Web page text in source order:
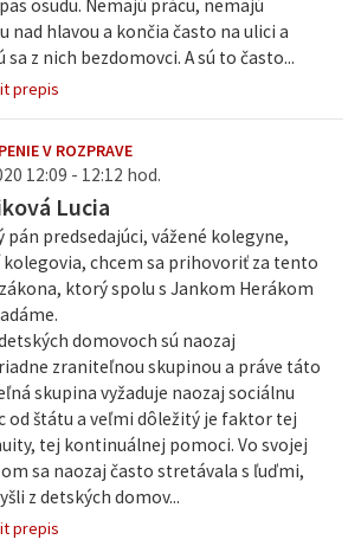
osudu. Nemajú prácu, nemajú
nad hlavou a končia často na ulici a
sa z nich bezdomovci. A sú to často...
prepis
V ROZPRAVE
12:09 - 12:12 hod.
Lucia
pán predsedajúci, vážené kolegyne,
kolegovia, chcem sa prihovoriť za tento
ktorý spolu s Jankom Herákom
domovoch sú naozaj
zraniteľnou skupinou a práve táto
skupina vyžaduje naozaj sociálnu
od štátu a veľmi dôležitý je faktor tej
tej kontinuálnej pomoci. Vo svojej
sa naozaj často stretávala s ľuďmi,
z detských domov...
prepis